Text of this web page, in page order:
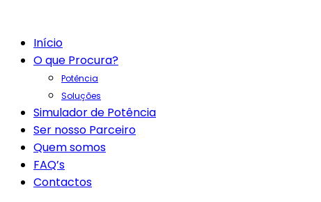
Início
O que Procura?
Potência
Soluções
Simulador de Potência
Ser nosso Parceiro
Quem somos
FAQ’s
Contactos